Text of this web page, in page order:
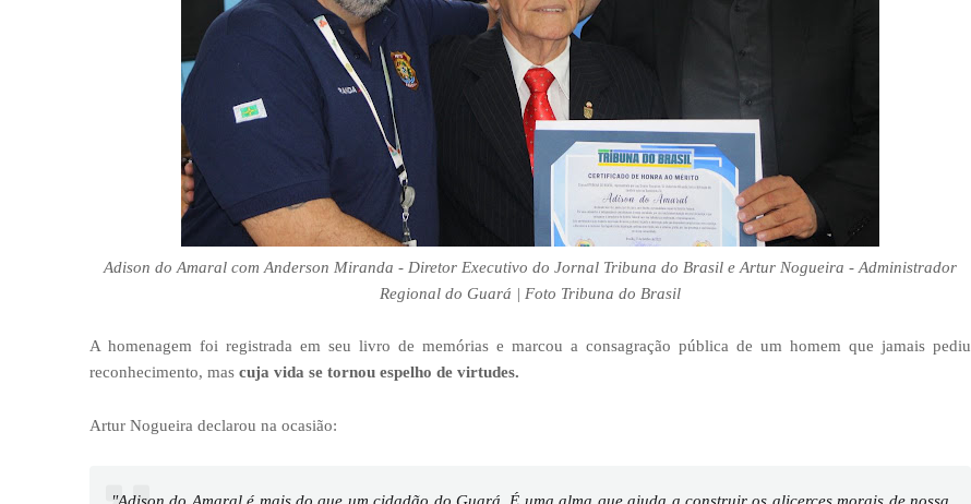
Adison do Amaral com Anderson Miranda - Diretor Executivo do Jornal Tribuna do Brasil e Artur Nogueira - Administrador
Regional do Guará | Foto Tribuna do Brasil
A homenagem foi registrada em seu livro de memórias e marcou a consagração pública de um homem que jamais pediu
reconhecimento, mas cuja vida se tornou espelho de virtudes.
Artur Nogueira declarou na ocasião: